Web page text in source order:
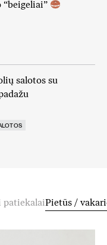
salotos su
patiekalaiPietūs /